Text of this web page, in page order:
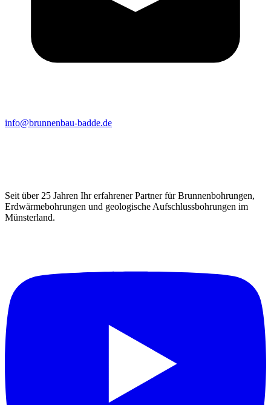
info@brunnenbau-badde.de
Seit über 25 Jahren Ihr erfahrener Partner für Brunnenbohrungen,
Erdwärmebohrungen und geologische Aufschlussbohrungen im
Münsterland.